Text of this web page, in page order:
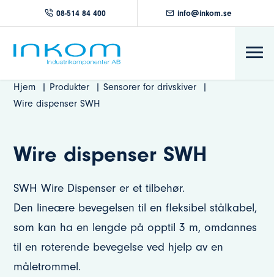
08-514 84 400 info@inkom.se
Hjem Produkter
Sensorer for drivskiver
Wire dispenser SWH
Wire dispenser SWH
SWH Wire Dispenser er et tilbehør.
Den lineære bevegelsen til en fleksibel stålkabel,
som kan ha en lengde på opptil 3 m, omdannes
til en roterende bevegelse ved hjelp av en
måletrommel.